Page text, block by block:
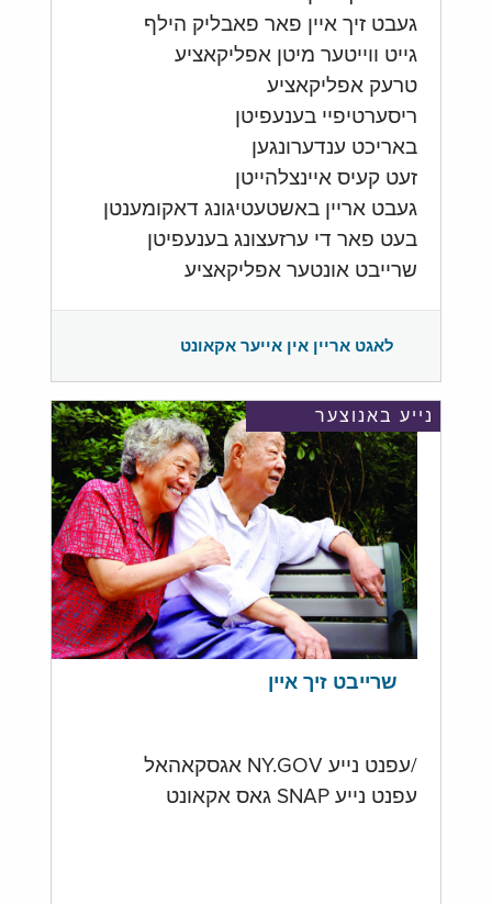
געבט זיך איין פאר פאבליק הילף
גייט ווייטער מיטן אפליקאציע
טרעק אפליקאציע
ריסערטיפיי בענעפיטן
באריכט ענדערונגען
זעט קעיס איינצלהייטן
געבט אריין באשטעטיגונג דאקומענטן
בעט פאר די ערזעצונג בענעפיטן
שרייבט אונטער אפליקאציע
לאגט אריין אין אייער אקאונט
נייע באנוצער
שרייבט זיך איין
/עפנט נייע NY.GOV אגסקאהאל
עפנט נייע SNAP גאס אקאונט